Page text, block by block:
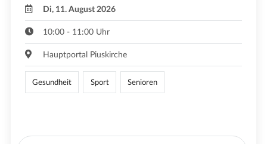
Di, 11. August 2026
10:00 - 11:00 Uhr
Hauptportal Piuskirche
Gesundheit Sport Senioren